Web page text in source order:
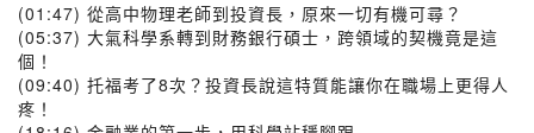
(01:47) 從高中物理老師到投資長，原來一切有機可尋？
(05:37) 大氣科學系轉到財務銀行碩士，跨領域的契機竟是這
個！
(09:40) 托福考了8次？投資長說這特質能讓你在職場上更得人
疼！